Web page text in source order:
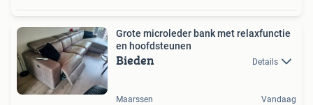
Grote microleder bank met relaxfunctie
en hoofdsteunen
Bieden Details
Maarssen Vandaag